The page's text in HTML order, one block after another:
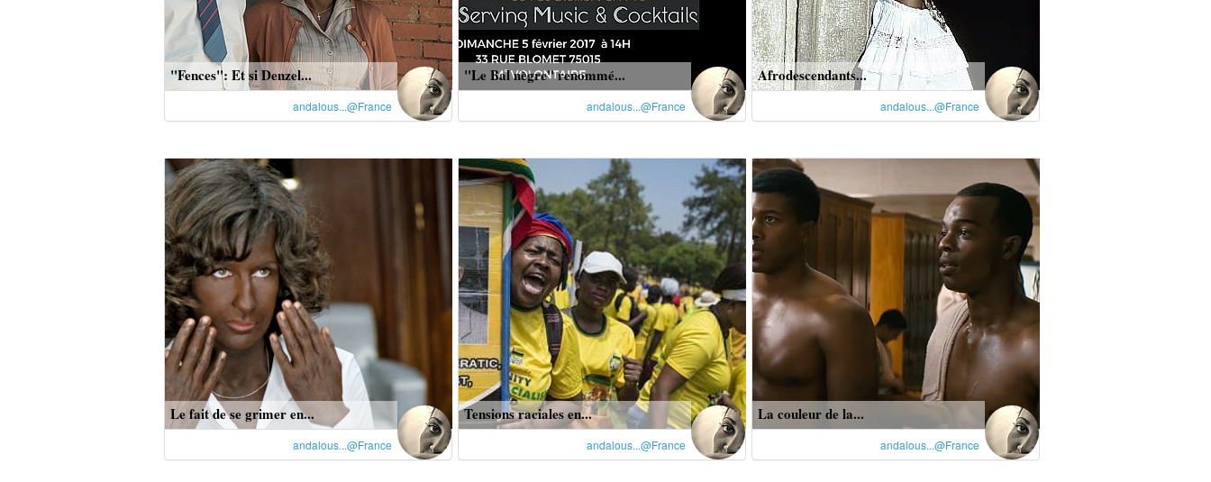
"Fences": Et si Denzel...
andalous...@France
"Le Bal nègre" renommé...
andalous...@France
Afrodescendants...
andalous...@France
Le fait de se grimer en...
andalous...@France
Tensions raciales en...
andalous...@France
La couleur de la...
andalous...@France